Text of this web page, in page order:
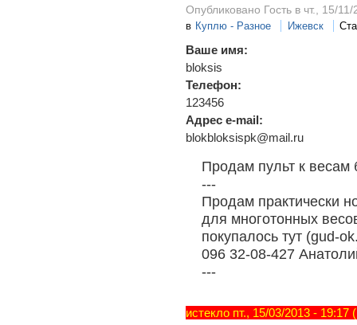
Опубликовано Гость в чт., 15/
в Куплю - Разное Ижевск
Ваше имя:
bloksis
Телефон:
123456
Адрес e-mail:
blokbloksispk@mail.ru
Продам пульт к весам
---
Продам практически
для многотонных
покупалось тут (gud-
096 32-08-427
---
истекло пт., 15/03/2013 -